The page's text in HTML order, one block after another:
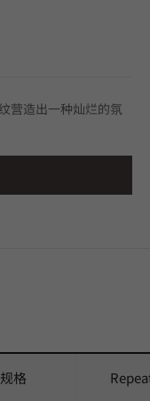
营造出一种灿烂的氛
格